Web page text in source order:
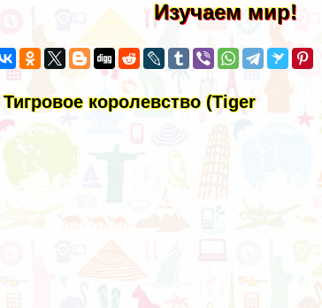
Изучаем мир!
королевство (Tiger